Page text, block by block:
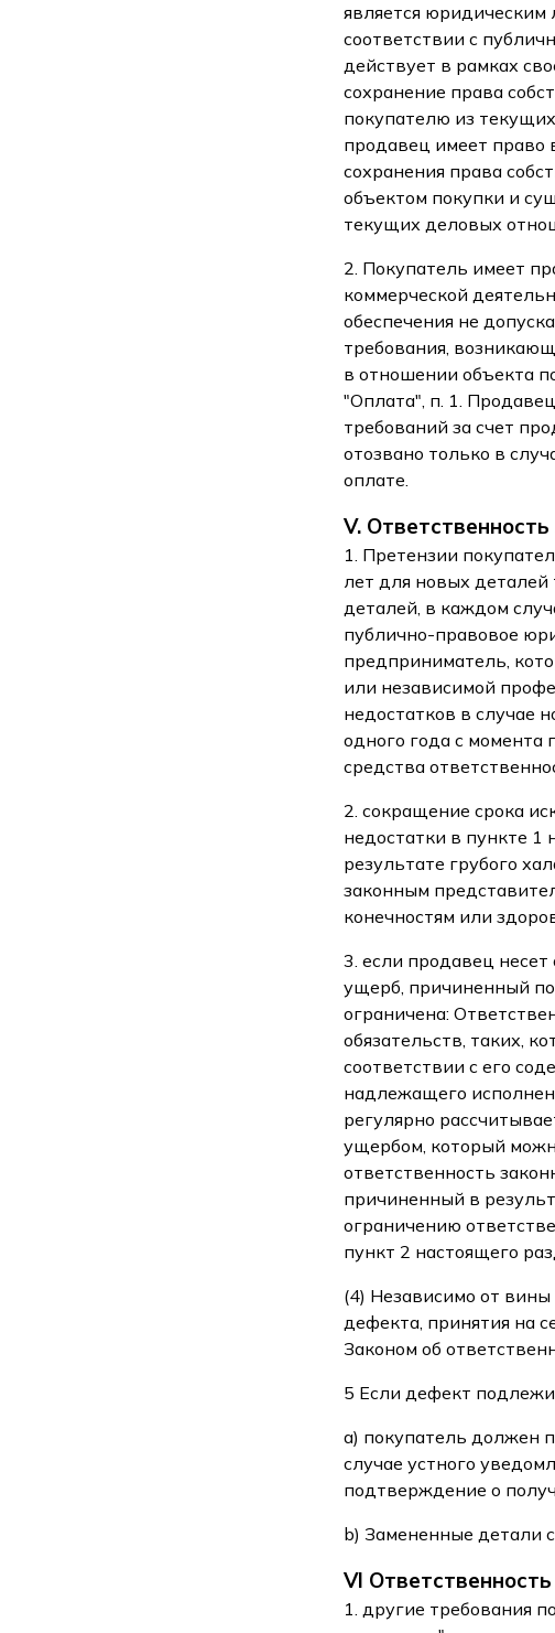
является
соответствии с
действует в рамках
сохранение права
покупателю из
продавец имеет право
сохранения права
объектом покупки и
текущих деловых
2. Покупатель имеет
коммерческой
обеспечения не
требования,
в отношении объекта
"Оплата", п. 1.
требований за счет
отозвано только в
оплате.
V.
1. Претензии
лет для новых
деталей, в каждом
публично-правовое
предприниматель,
или независимой
недостатков в случае
одного года с момента
средства
2. сокращение срока
недостатки в пункте 1
результате грубого
законным
конечностям или
3. если продавец
ущерб, причиненный
ограничена:
обязательств, таких,
соответствии с его
надлежащего
регулярно
ущербом, который
ответственность
причиненный в
ограничению
пункт 2 настоящего
(4) Независимо от
дефекта, принятия на
Законом об
5 Если дефект
a) покупатель должен
случае устного
подтверждение о
b) Замененные детали
VI
1. другие требования